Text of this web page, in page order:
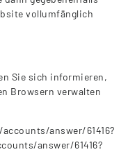
vollumfänglich
Sie sich informieren,
Browsern verwalten
answer/61416?
answer/61416?